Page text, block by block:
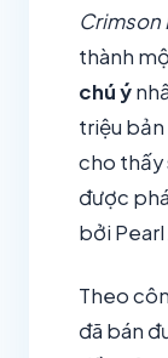
Crimson
thành
chú ý
triệu bản
cho thấy
được
bởi Pearl
Theo
đã bán